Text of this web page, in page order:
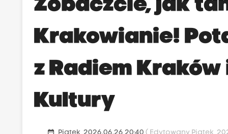
Zobaczcie, jak
Krakowianie!
z Radiem
Kultury